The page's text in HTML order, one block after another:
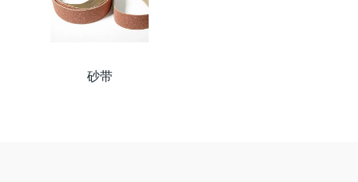
砂带